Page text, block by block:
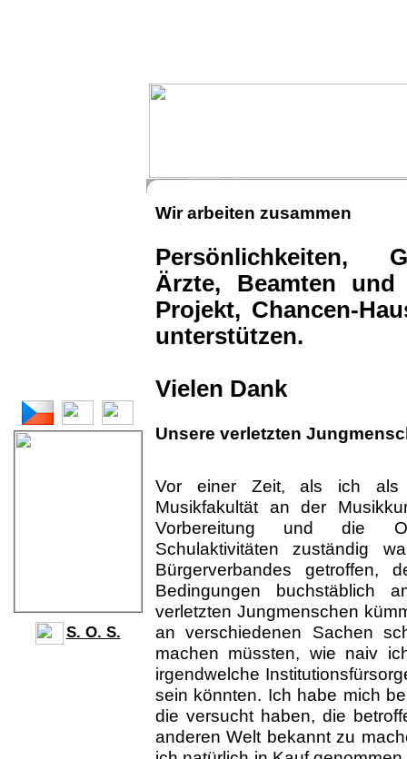
S. O. S.
Wir arbeiten zusammen
Persönlichkeiten,
Ärzte, Beamten
Projekt, Chancen-
unterstützen.
Vielen Dank
Unsere verletzten
Vor einer Zeit, als ich als
Musikfakultät an der
Vorbereitung und die
Schulaktivitäten zuständig
Bürgerverbandes getroffen,
Bedingungen buchstäblich
verletzten Jungmenschen
an verschiedenen Sachen
machen müssten, wie naiv
irgendwelche
sein könnten. Ich habe mich
die versucht haben, die
anderen Welt bekannt zu